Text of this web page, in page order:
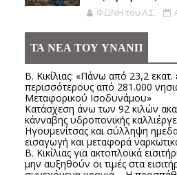
ΦΩΝΗ του Λ.Σ.
ΤΑ ΝΕΑ ΤΟΥ ΥΝΑΝΠ
Β. Κικίλιας: «Πάνω από 23,2
περισσότερους από 281.000
Μεταφορικού Ισοδυνάμου»
Κατάσχεση άνω των 92 κιλών
κάνναβης υδροπονικής
Ηγουμενίτσας και σύλληψη
εισαγωγή και μεταφορά
Β. Κικίλιας για ακτοπλοϊκά
μην αυξηθούν οι τιμές στα